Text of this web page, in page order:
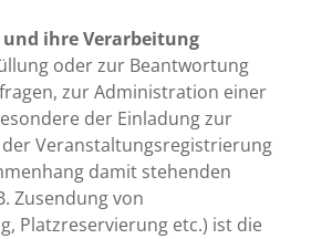
ihre Verarbeitung
oder zur Beantwortung
zur Administration einer
der Einladung zur
Veranstaltungsregistrierung
damit stehenden
Zusendung von
Platzreservierung etc.) ist die